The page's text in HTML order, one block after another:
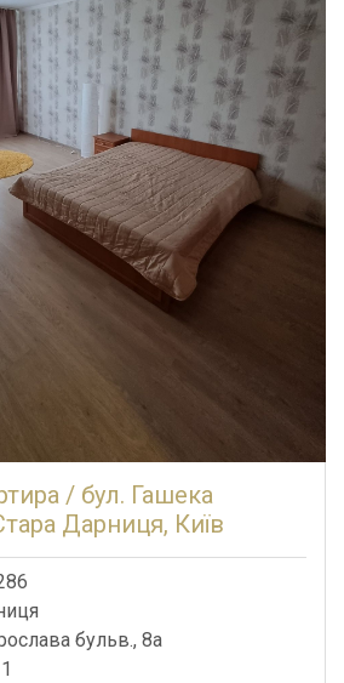
/ бул. Гашека
Дарниця, Київ
бульв., 8а